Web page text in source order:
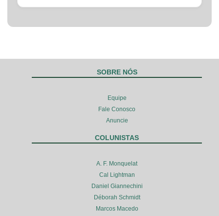
SOBRE NÓS
Equipe
Fale Conosco
Anuncie
COLUNISTAS
A. F. Monquelat
Cal Lightman
Daniel Giannechini
Déborah Schmidt
Marcos Macedo